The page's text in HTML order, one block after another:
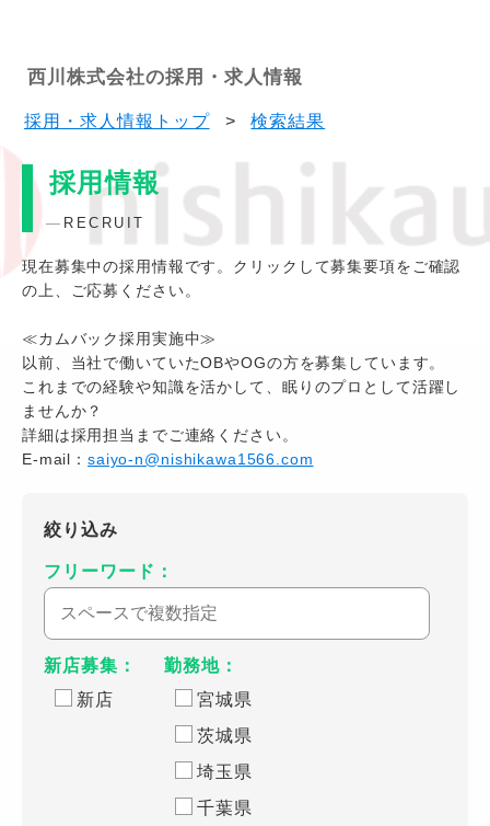
西川株式会社の採用・求人情報
採用・求人情報トップ > 検索結果
採用情報
RECRUIT
現在募集中の採用情報です。クリックして募集要項をご確認
の上、ご応募ください。
≪カムバック採用実施中≫
以前、当社で働いていたOBやOGの方を募集しています。
これまでの経験や知識を活かして、眠りのプロとして活躍し
ませんか？
詳細は採用担当までご連絡ください。
E-mail：saiyo-n@nishikawa1566.com
絞り込み
フリーワード：
新店募集：
新店
勤務地：
宮城県
茨城県
埼玉県
千葉県